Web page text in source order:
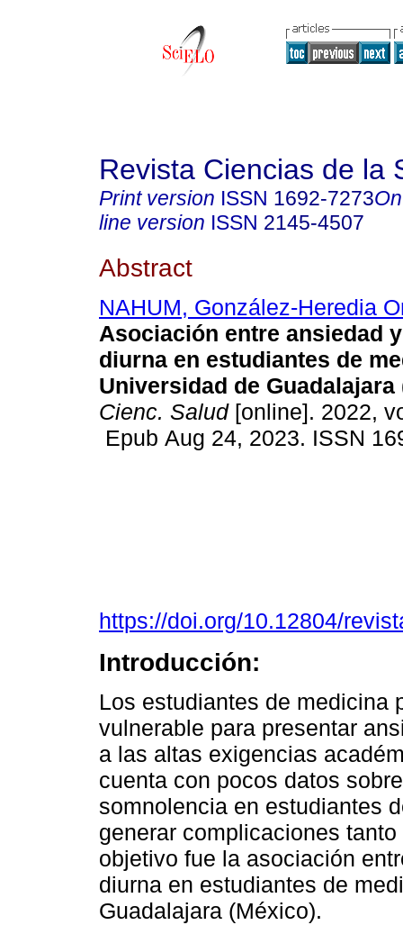
Revista Ciencias de la
Print version ISSN 1692-7273
line version ISSN 2145-4507
Abstract
NAHUM, González-Heredia
Asociación entre ansiedad
diurna en estudiantes de
Universidad de Guadalajara
Cienc. Salud[online]. 2022,
Epub Aug 24, 2023. ISSN
https://doi.org/10.12804/
Introducción:
Los estudiantes de medicina
vulnerable para presentar
a las altas exigencias
cuenta con pocos datos
somnolencia en estudiantes
generar complicaciones
objetivo fue la asociación
diurna en estudiantes de
Guadalajara (México).